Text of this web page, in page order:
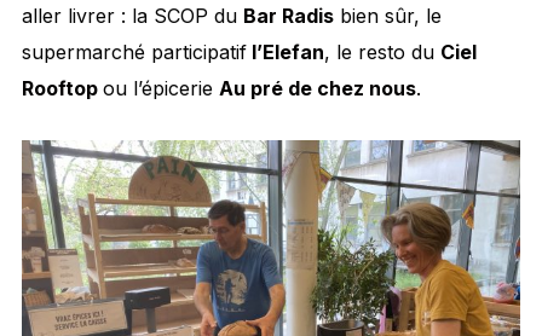
aller livrer : la SCOP du Bar Radisbien sûr, le
supermarché participatif l’Elefan, le resto du Ciel
Rooftop ou l’épicerie Au pré de chez nous.